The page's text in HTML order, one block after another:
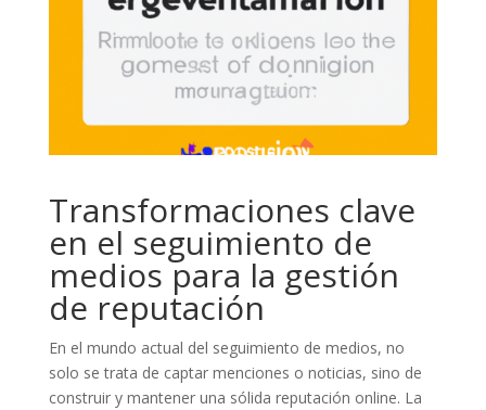
Transformaciones clave
en el seguimiento de
medios para la gestión
de reputación
En el mundo actual del seguimiento de medios, no
solo se trata de captar menciones o noticias, sino de
construir y mantener una sólida reputación online. La